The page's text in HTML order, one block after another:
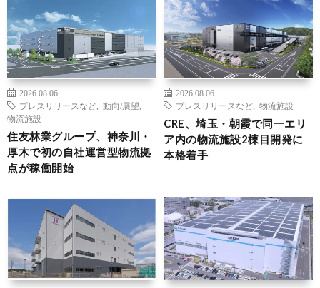
2026.08.06
プレスリリースなど
動向/展望
物流施設
住友林業グループ、神奈川・
厚木で初の自社運営型物流拠
点が稼働開始
2026.08.06
プレスリリースなど
物流施設
CRE、埼玉・朝霞で同一エリ
ア内の物流施設2棟目開発に
本格着手